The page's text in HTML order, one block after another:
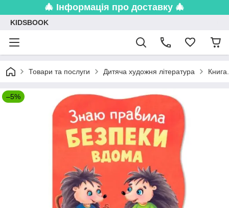
🎄 Інформація про доставку 🎄
KIDSBOOK
Товари та послуги Дитяча художня література
–5%